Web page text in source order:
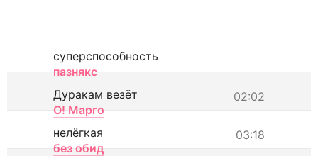
суперспособность
пазнякс
02:02
Дуракам везёт
О! Марго
03:18
нелёгкая
без обид